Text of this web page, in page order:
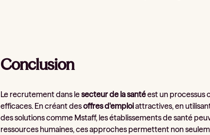
Conclusion
Le recrutement dans lesecteur de la santéest un processus
efficaces. En créant desoffres d'emploiattractives, en
des solutions comme Mstaff, les établissements de santé
ressources humaines, ces approches permettent non